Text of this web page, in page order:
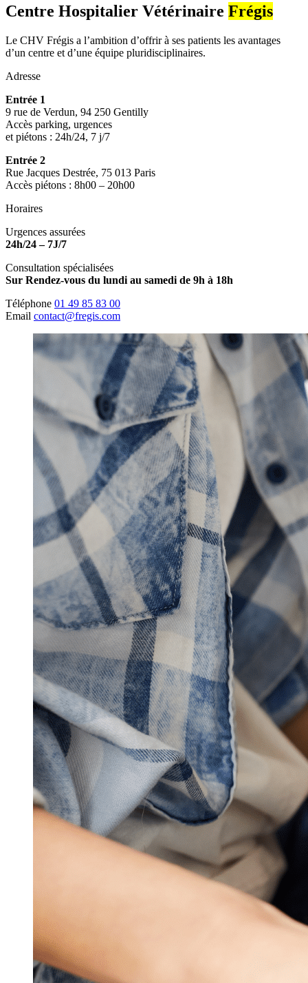
Centre Hospitalier Vétérinaire Frégis
Le CHV Frégis a l’ambition d’offrir à ses patients les avantages
d’un centre et d’une équipe pluridisciplinaires.
Adresse
Entrée 1
9 rue de Verdun, 94 250 Gentilly
Accès parking, urgences
et piétons : 24h/24, 7 j/7
Entrée 2
Rue Jacques Destrée, 75 013 Paris
Accès piétons : 8h00 – 20h00
Horaires
Urgences assurées
24h/24 – 7J/7
Consultation spécialisées
Sur Rendez-vous du lundi au samedi de 9h à 18h
Téléphone 01 49 85 83 00
Email contact@fregis.com